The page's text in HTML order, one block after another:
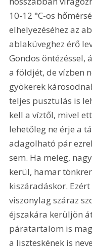
10-12 °C-os
elhelyezéséhez az
ablaküveghez érő
Gondos
a földjét, de vízben
gyökerek
teljes pusztulás is
kell a víztől, mivel
lehetőleg ne érje a
adagolható pár
sem. Ha meleg,
kerül, hamar
kiszáradáskor.
viszonylag száraz
éjszakára kerüljön
páratartalom is
a liszteskének is